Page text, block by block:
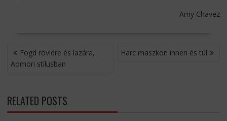
Amy Chavez
BEJEGYZÉS
NAVIGÁCIÓ
Fogd rövidre és lazára,
Aomori stílusban
Harc maszkon innen és túl
RELATED POSTS